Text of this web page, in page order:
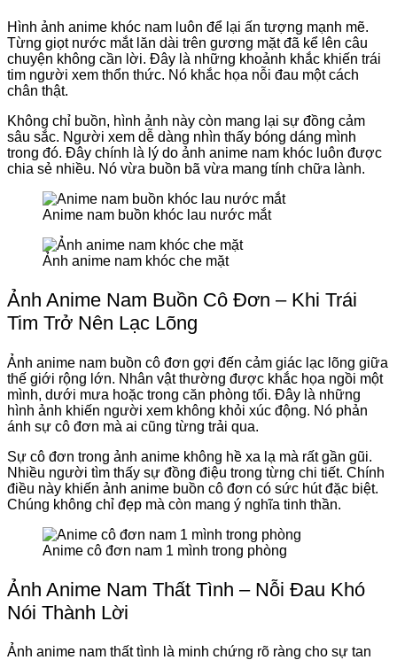
Hình ảnh anime khóc nam luôn để lại ấn tượng mạnh mẽ.
Từng giọt nước mắt lăn dài trên gương mặt đã kể lên câu
chuyện không cần lời. Đây là những khoảnh khắc khiến trái
tim người xem thổn thức. Nó khắc họa nỗi đau một cách
chân thật.
Không chỉ buồn, hình ảnh này còn mang lại sự đồng cảm
sâu sắc. Người xem dễ dàng nhìn thấy bóng dáng mình
trong đó. Đây chính là lý do ảnh anime nam khóc luôn được
chia sẻ nhiều. Nó vừa buồn bã vừa mang tính chữa lành.
Anime nam buồn khóc lau nước mắt
Ảnh anime nam khóc che mặt
Ảnh Anime Nam Buồn Cô Đơn – Khi Trái
Tim Trở Nên Lạc Lõng
Ảnh anime nam buồn cô đơn gợi đến cảm giác lạc lõng giữa
thế giới rộng lớn. Nhân vật thường được khắc họa ngồi một
mình, dưới mưa hoặc trong căn phòng tối. Đây là những
hình ảnh khiến người xem không khỏi xúc động. Nó phản
ánh sự cô đơn mà ai cũng từng trải qua.
Sự cô đơn trong ảnh anime không hề xa lạ mà rất gần gũi.
Nhiều người tìm thấy sự đồng điệu trong từng chi tiết. Chính
điều này khiến ảnh anime buồn cô đơn có sức hút đặc biệt.
Chúng không chỉ đẹp mà còn mang ý nghĩa tinh thần.
Anime cô đơn nam 1 mình trong phòng
Ảnh Anime Nam Thất Tình – Nỗi Đau Khó
Nói Thành Lời
Ảnh anime nam thất tình là minh chứng rõ ràng cho sự tan